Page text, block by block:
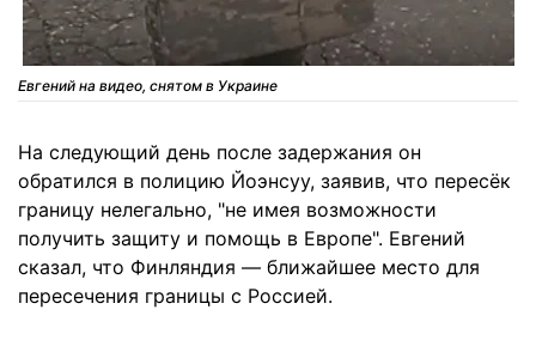
Евгений на видео, снятом в Украине
На следующий день после задержания он
обратился в полицию Йоэнсуу, заявив, что пересёк
границу нелегально, "не имея возможности
получить защиту и помощь в Европе". Евгений
сказал, что Финляндия — ближайшее место для
пересечения границы с Россией.